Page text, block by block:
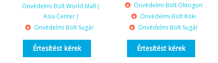
Önvédelmi Bolt World Mall (
Asia Center )
Önvédelmi Bolt Sugár
Értesítést kérek
Önvédelmi Bolt Oktogon
Önvédelmi Bolt Köki
Önvédelmi Bolt Sugár
Értesítést kérek